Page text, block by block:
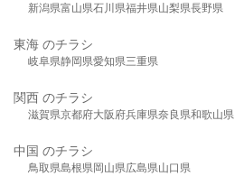
新潟県富山県石川県福井県山梨県長野県
東海 のチラシ
岐阜県静岡県愛知県三重県
関西 のチラシ
滋賀県京都府大阪府兵庫県奈良県和歌山県
中国 のチラシ
鳥取県島根県岡山県広島県山口県